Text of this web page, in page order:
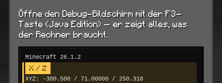
Öffne den Debug-Bildschirm mit der F3-
Taste (Java Edition) — er zeigt alles, was
der Rechner braucht.
Minecraft 26.1.2
X / Z
XYZ: -300.500 / 71.00000 / 250.318